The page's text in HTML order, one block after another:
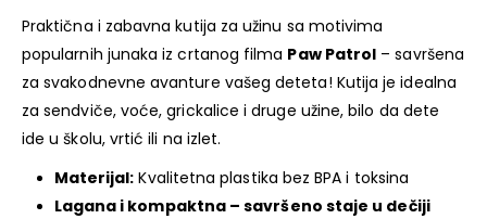
Praktična i zabavna kutija za užinu sa motivima
popularnih junaka iz crtanog filma Paw Patrol – savršena
za svakodnevne avanture vašeg deteta! Kutija je idealna
za sendviče, voće, grickalice i druge užine, bilo da dete
ide u školu, vrtić ili na izlet.
Materijal: Kvalitetna plastika bez BPA i toksina
Lagana i kompaktna – savršeno staje u dečiji